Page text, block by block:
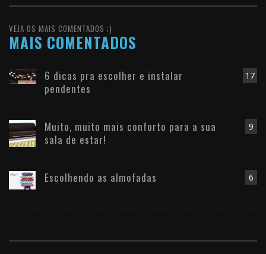
VEJA OS MAIS COMENTADOS ;)
MAIS COMENTADOS
17
6 dicas pra escolher e instalar
pendentes
9
Muito, muito mais conforto para a sua
sala de estar!
6
Escolhendo as almofadas